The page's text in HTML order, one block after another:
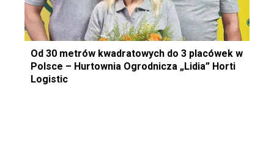
Od 30 metrów kwadratowych do 3 placówek w
Polsce – Hurtownia Ogrodnicza „Lidia” Horti
Logistic